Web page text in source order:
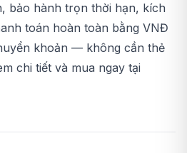
bảo hành trọn thời hạn, kích
toán hoàn toàn bằng VNĐ
khoản — không cần thẻ
chi tiết và mua ngay tại